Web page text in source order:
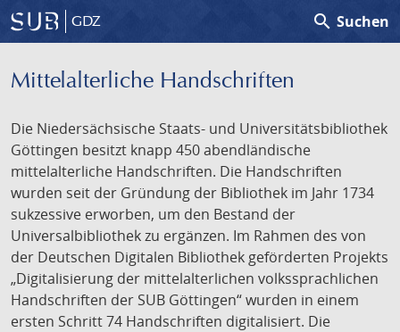
GDZ search Suchen
Mittelalterliche Handschriften
Die Niedersächsische Staats- und Universitätsbibliothek
Göttingen besitzt knapp 450 abendländische
mittelalterliche Handschriften. Die Handschriften
wurden seit der Gründung der Bibliothek im Jahr 1734
sukzessive erworben, um den Bestand der
Universalbibliothek zu ergänzen. Im Rahmen des von
der Deutschen Digitalen Bibliothek geförderten Projekts
„Digitalisierung der mittelalterlichen volkssprachlichen
Handschriften der SUB Göttingen“ wurden in einem
ersten Schritt 74 Handschriften digitalisiert. Die